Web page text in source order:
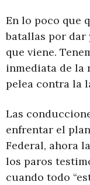
En lo poco que
batallas por dar
que viene.
inmediata de la
pelea contra la
Las
enfrentar el
Federal, ahora
los paros
cuando todo